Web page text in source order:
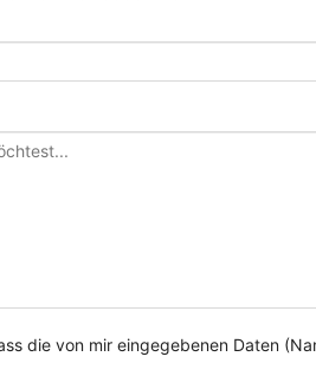
die von mir eingegebenen Daten